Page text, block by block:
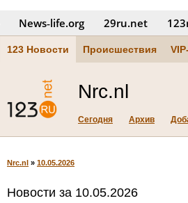
News‑life.org 29ru.net
123 Новости Происшествия
Nrc.nl
Сегодня Архив
Nrc.nl » 10.05.2026
Новости за 10.05.2026